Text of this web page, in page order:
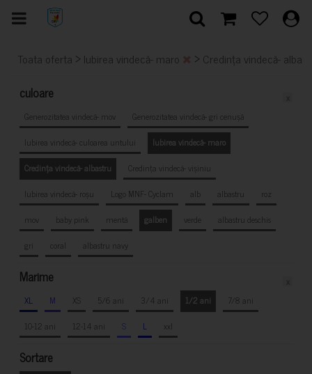
Toata oferta > Iubirea vindecă- maro > Credința vindecă-
culoare
Generozitatea vindecă- mov
Generozitatea vindecă- gri cenușă
Iubirea vindecă- culoarea untului
Iubirea vindecă- maro
Credința vindecă- albastru
Credința vindecă- vișiniu
Iubirea vindecă- roșu
Logo MNF- Cyclam alb albastru
roz
mov
baby pink mentă galben verde
albastru deschis
gri
coral albastru navy
Marime
XL M XS 5/6 ani 3/4 ani 1/2 ani
7/8 ani
10-12 ani
12-14 ani S L xxl
Sortare